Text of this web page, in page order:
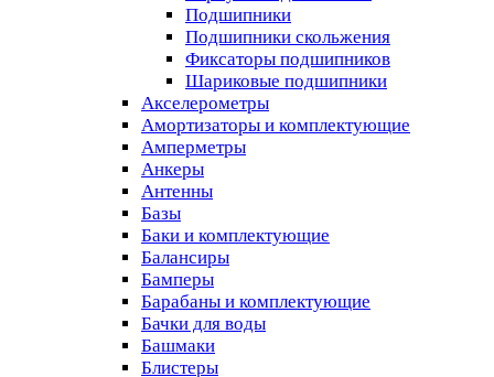
Подшипники
Подшипники скольжения
Фиксаторы подшипников
Шариковые подшипники
Акселерометры
Амортизаторы и комплектующие
Амперметры
Анкеры
Антенны
Базы
Баки и комплектующие
Балансиры
Бамперы
Барабаны и комплектующие
Бачки для воды
Башмаки
Блистеры